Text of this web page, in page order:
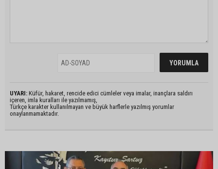
UYARI: Küfür, hakaret, rencide edici cümleler veya imalar, inançlara saldırı
içeren, imla kuralları ile yazılmamış,
Türkçe karakter kullanılmayan ve büyük harflerle yazılmış yorumlar
onaylanmamaktadır.